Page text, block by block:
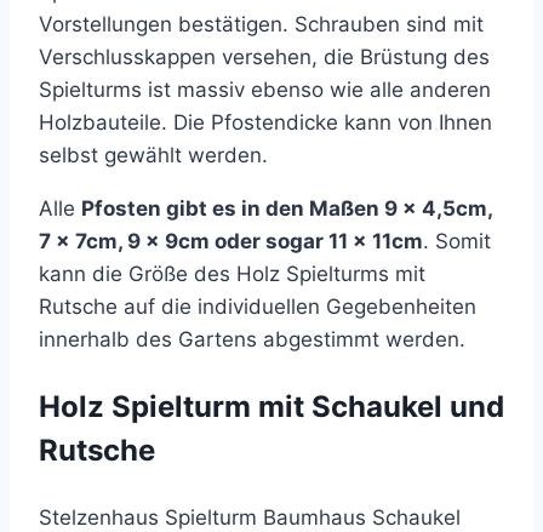
Vorstellungen bestätigen. Schrauben sind mit
Verschlusskappen versehen, die Brüstung des
Spielturms ist massiv ebenso wie alle anderen
Holzbauteile. Die Pfostendicke kann von Ihnen
selbst gewählt werden.
Alle Pfosten gibt es in den Maßen 9 x 4,5cm,
7 x 7cm, 9 x 9cm oder sogar 11 x 11cm. Somit
kann die Größe des Holz Spielturms mit
Rutsche auf die individuellen Gegebenheiten
innerhalb des Gartens abgestimmt werden.
Holz Spielturm mit Schaukel und
Rutsche
Stelzenhaus Spielturm Baumhaus Schaukel